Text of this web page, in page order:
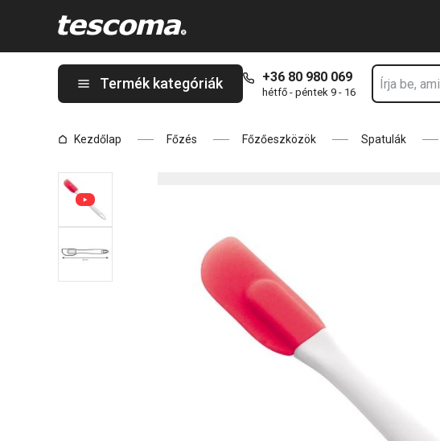
Termék kategóriák +36 80 980 069
hétfő - péntek 9 - 16
Kezdőlap Főzés Főzőeszközök Spatulák